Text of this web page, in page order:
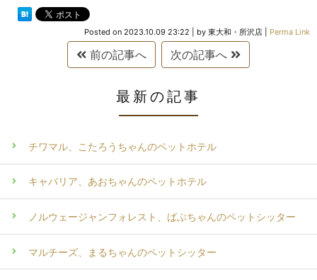
Posted on 2023.10.09 23:22 by 東大和・所沢店 Perma Link
前の記事へ 次の記事へ
最新の記事
チワマル、こたろうちゃんのペットホテル
キャバリア、あおちゃんのペットホテル
ノルウェージャンフォレスト、ばぶちゃんのペットシッター
マルチーズ、まるちゃんのペットシッター